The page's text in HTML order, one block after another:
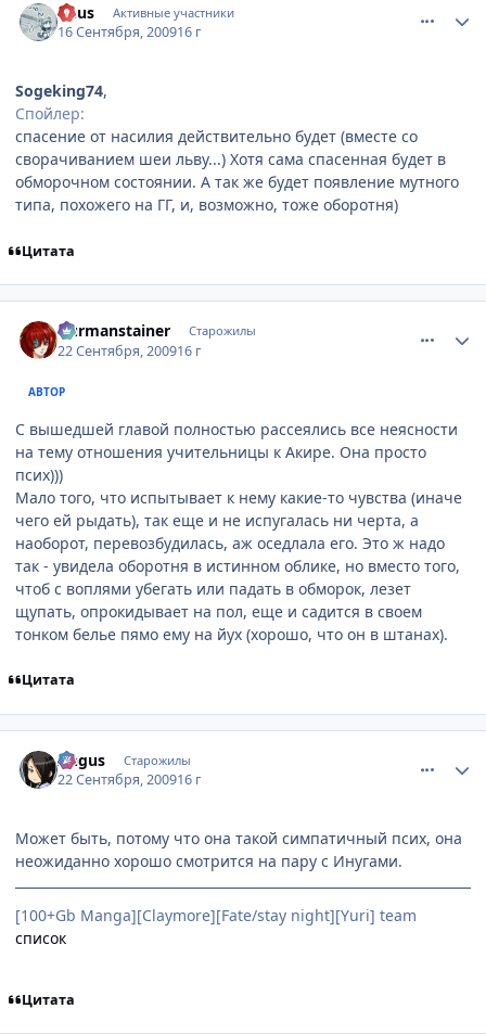
Deus Активные участники
16 Сентября, 200916 г
Sogeking74,
Спойлер:
спасение от насилия действительно будет (вместе со
сворачиванием шеи льву...) Хотя сама спасенная будет в
обморочном состоянии. А так же будет появление мутного
типа, похожего на ГГ, и, возможно, тоже оборотня)
Цитата
Durmanstainer Старожилы
22 Сентября, 200916 г
АВТОР
С вышедшей главой полностью рассеялись все неясности
на тему отношения учительницы к Акире. Она просто
псих)))
Мало того, что испытывает к нему какие-то чувства (иначе
чего ей рыдать), так еще и не испугалась ни черта, а
наоборот, перевозбудилась, аж оседлала его. Это ж надо
так - увидела оборотня в истинном облике, но вместо того,
чтоб с воплями убегать или падать в обморок, лезет
щупать, опрокидывает на пол, еще и садится в своем
тонком белье пямо ему на йух (хорошо, что он в штанах).
Цитата
Angus Старожилы
22 Сентября, 200916 г
Может быть, потому что она такой симпатичный псих, она
неожиданно хорошо смотрится на пару с Инугами.
[100+Gb Manga][Claymore][Fate/stay night][Yuri] team
список
Цитата